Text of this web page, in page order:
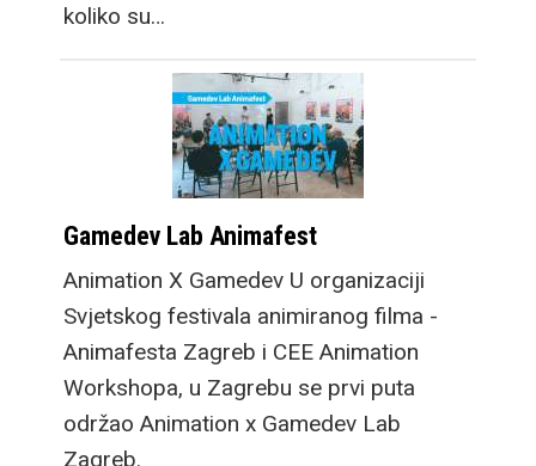
koliko su…
Gamedev Lab Animafest
Animation X Gamedev U organizaciji
Svjetskog festivala animiranog filma -
Animafesta Zagreb i CEE Animation
Workshopa, u Zagrebu se prvi puta
održao Animation x Gamedev Lab
Zagreb.